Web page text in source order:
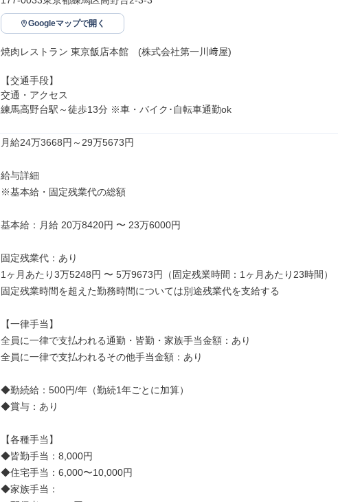
Googleマップで開く
焼肉レストラン 東京飯店本館　(株式会社第一川﨑屋)
【交通手段】
交通・アクセス
練馬高野台駅～徒歩13分 ※車・バイク･自転車通勤ok
月給24万3668円～29万5673円
給与詳細
※基本給・固定残業代の総額
基本給：月給 20万8420円 〜 23万6000円
固定残業代：あり
1ヶ月あたり3万5248円 〜 5万9673円（固定残業時間：1ヶ月あたり23時間）
固定残業時間を超えた勤務時間については別途残業代を支給する
【一律手当】
全員に一律で支払われる通勤・皆勤・家族手当金額：あり
全員に一律で支払われるその他手当金額：あり
◆勤続給：500円/年（勤続1年ごとに加算）
◆賞与：あり
【各種手当】
◆皆勤手当：8,000円
◆住宅手当：6,000〜10,000円
◆家族手当：